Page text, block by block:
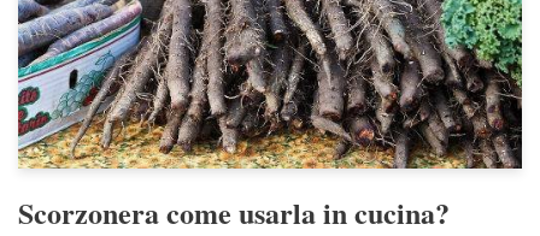
Scorzonera come usarla in cucina?